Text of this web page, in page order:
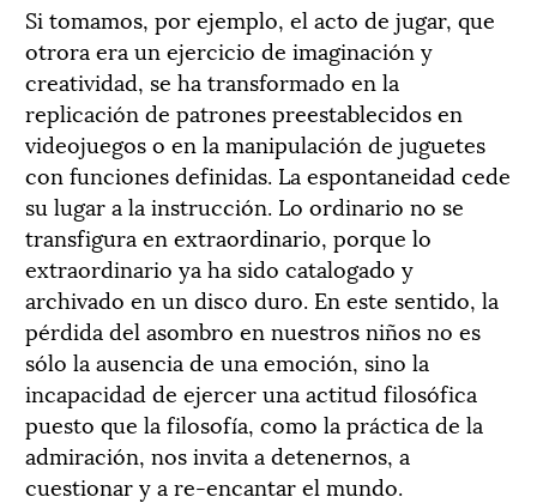
Si tomamos, por ejemplo, el acto de jugar, que
otrora era un ejercicio de imaginación y
creatividad, se ha transformado en la
replicación de patrones preestablecidos en
videojuegos o en la manipulación de juguetes
con funciones definidas. La espontaneidad cede
su lugar a la instrucción. Lo ordinario no se
transfigura en extraordinario, porque lo
extraordinario ya ha sido catalogado y
archivado en un disco duro. En este sentido, la
pérdida del asombro en nuestros niños no es
sólo la ausencia de una emoción, sino la
incapacidad de ejercer una actitud filosófica
puesto que la filosofía, como la práctica de la
admiración, nos invita a detenernos, a
cuestionar y a re-encantar el mundo.